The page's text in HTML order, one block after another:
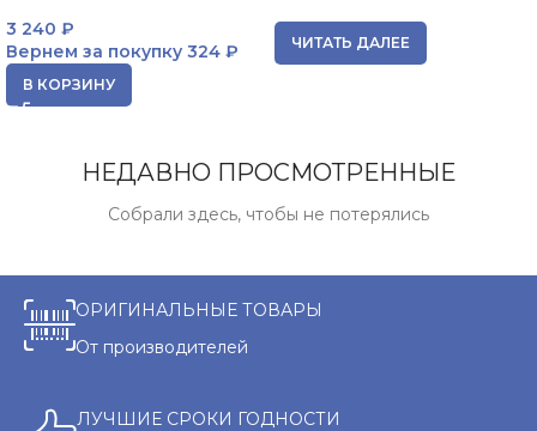
3 240 ₽
Вернем за покупку 324 ₽
В КОРЗИНУ
ЧИТАТЬ ДАЛЕЕ
НЕДАВНО ПРОСМОТРЕННЫЕ
Собрали здесь, чтобы не потерялись
ОРИГИНАЛЬНЫЕ ТОВАРЫ
От производителей
ЛУЧШИЕ СРОКИ ГОДНОСТИ